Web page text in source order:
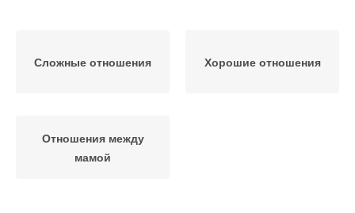
Сложные отношения Хорошие отношения
Отношения между
мамой